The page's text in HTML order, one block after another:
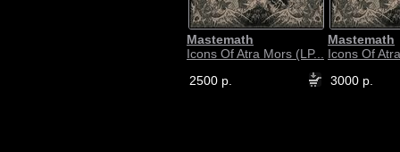
Mastemath
Icons Of Atra Mors (LP...
2500 р.
Mastemath
Icons Of
3000 р.